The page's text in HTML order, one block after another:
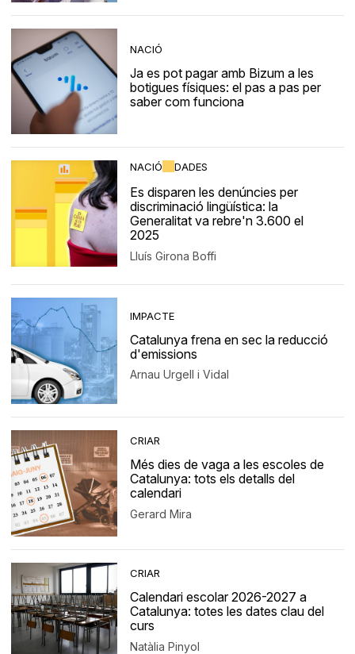
NACIÓ
Ja es pot pagar amb Bizum a les
botigues físiques: el pas a pas per
saber com funciona
NACIÓ DADES
Es disparen les denúncies per
discriminació lingüística: la
Generalitat va rebre'n 3.600 el
2025
Lluís Girona Boffi
IMPACTE
Catalunya frena en sec la reducció
d'emissions
Arnau Urgell i Vidal
CRIAR
Més dies de vaga a les escoles de
Catalunya: tots els detalls del
calendari
Gerard Mira
CRIAR
Calendari escolar 2026-2027 a
Catalunya: totes les dates clau del
curs
Natàlia Pinyol